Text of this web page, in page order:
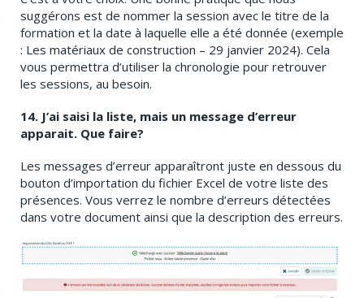
suggérons est de nommer la session avec le titre de la
formation et la date à laquelle elle a été donnée (exemple
: Les matériaux de construction – 29 janvier 2024). Cela
vous permettra d’utiliser la chronologie pour retrouver
les sessions, au besoin.
14. J’ai saisi la liste, mais un message d’erreur
apparait. Que faire?
Les messages d’erreur apparaîtront juste en dessous du
bouton d’importation du fichier Excel de votre liste des
présences. Vous verrez le nombre d’erreurs détectées
dans votre document ainsi que la description des erreurs.